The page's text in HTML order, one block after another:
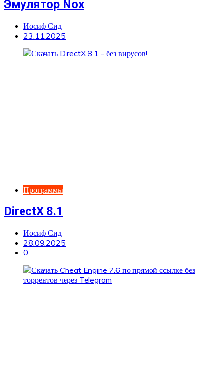
Эмулятор Nox
Иосиф Сид
23.11.2025
Программы
DirectX 8.1
Иосиф Сид
28.09.2025
0